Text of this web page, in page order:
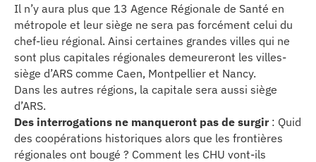
l’éditeur
un CHU
Il n’y aura plus que 13 Agence Régionale de Santé en
métropole et leur siège ne sera pas forcément celui du
chef-lieu régional. Ainsi certaines grandes villes qui ne
sont plus capitales régionales demeureront les villes-
siège d’ARS comme Caen, Montpellier et Nancy.
Dans les autres régions, la capitale sera aussi siège
d’ARS.
Des interrogations ne manqueront pas de surgir : Quid
des coopérations historiques alors que les frontières
régionales ont bougé ? Comment les CHU vont-ils